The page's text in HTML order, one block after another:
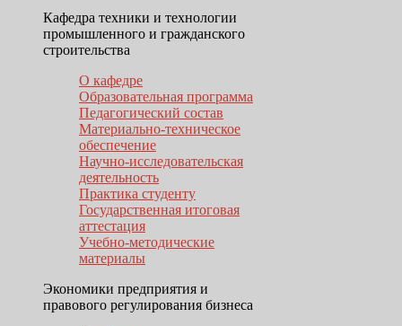
Кафедра техники и технологии
промышленного и гражданского
строительства
О кафедре
Образовательная программа
Педагогический состав
Материально-техническое
обеспечение
Научно-исследовательская
деятельность
Практика студенту
Государственная итоговая
аттестация
Учебно-методические
материалы
Экономики предприятия и
правового регулирования бизнеса